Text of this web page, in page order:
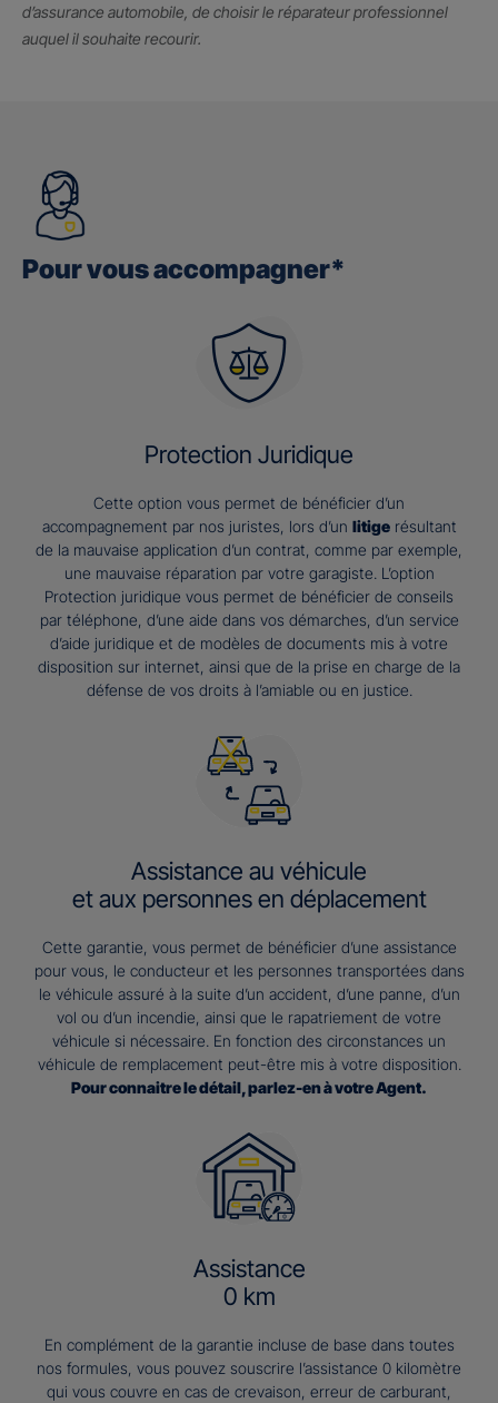
d’assurance automobile, de choisir le réparateur professionnel
auquel il souhaite recourir.
Pour vous accompagner*
Protection Juridique
Cette option vous permet de bénéficier d’un
accompagnement par nos juristes, lors d’un litigerésultant
de la mauvaise application d’un contrat, comme par exemple,
une mauvaise réparation par votre garagiste. L’option
Protection juridique vous permet de bénéficier de conseils
par téléphone, d’une aide dans vos démarches, d’un service
d’aide juridique et de modèles de documents mis à votre
disposition sur internet, ainsi que de la prise en charge de la
défense de vos droits à l’amiable ou en justice.
Assistance au véhicule
et aux personnes en déplacement
Cette garantie, vous permet de bénéficier d’une assistance
pour vous, le conducteur et les personnes transportées dans
le véhicule assuré à la suite d’un accident, d’une panne, d’un
vol ou d’un incendie, ainsi que le rapatriement de votre
véhicule si nécessaire. En fonction des circonstances un
véhicule de remplacement peut-être mis à votre disposition.
Pour connaitre le détail, parlez-en à votre Agent.
Assistance
0 km
En complément de la garantie incluse de base dans toutes
nos formules, vous pouvez souscrire l’assistance 0 kilomètre
qui vous couvre en cas de crevaison, erreur de carburant,